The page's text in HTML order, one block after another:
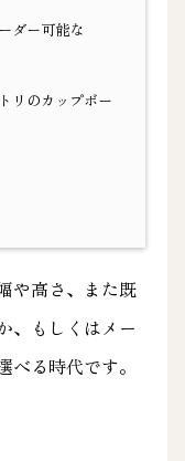
ダー可能な
リのカップボー
や高さ、また既
、もしくはメー
る時代です。